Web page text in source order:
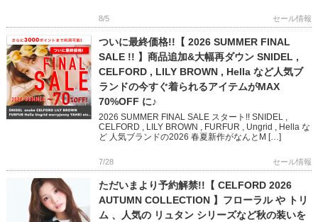
8/5 セール情報
ついに最終価格!!【 2026 SUMMER FINAL
SALE !! 】商品追加&大幅再ダウン SNIDEL ,
CELFORD , LILY BROWN , Hella など人気ブ
ランドの今すぐ着られるアイテムがMAX
70%OFF に♪
2026 SUMMER FINAL SALE スタート!! SNIDEL ,
CELFORD , LILY BROWN , FURFUR , Ungrid , Hella な
ど 人気ブランドの2026 春夏新作がなんとM […]
7/28 セール情報
ただいまより予約解禁!!【 CELFORD 2026
AUTUMN COLLECTION 】フローラル や トリ
ム 、人気の リュタン シリーズなど秋の装いを